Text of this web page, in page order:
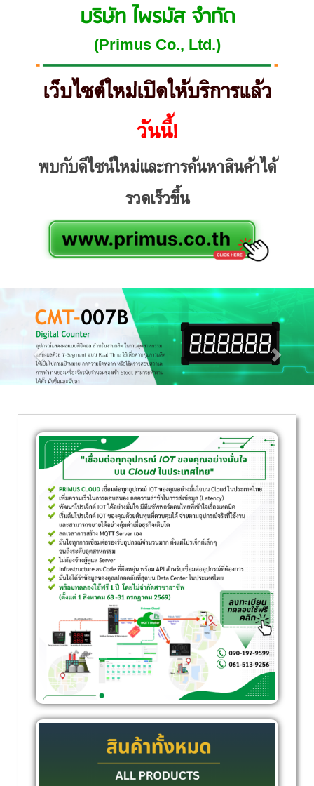
บริษัท ไพรมัส จำกัด
(Primus Co., Ltd.)
เว็บไซต์ใหม่เปิดให้บริการแล้ว
วันนี้!
พบกับดีไซน์ใหม่และการค้นหาสินค้าได้
รวดเร็วขึ้น